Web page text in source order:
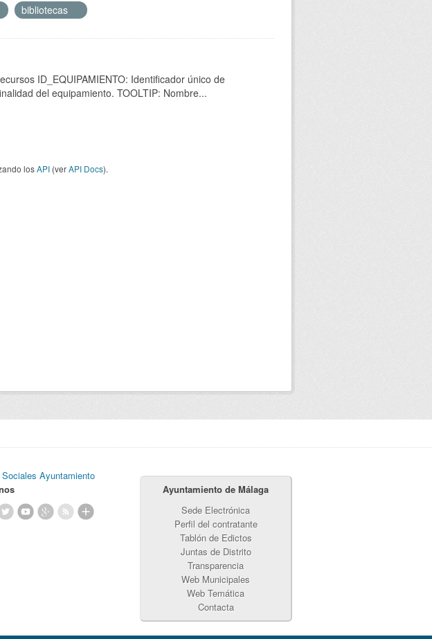
bibliotecas
ID_EQUIPAMIENTO: Identificador único de
del equipamiento. TOOLTIP: Nombre...
losAPI (verAPI Docs).
Sociales Ayuntamiento
Ayuntamiento de Málaga
Sede Electrónica
Perfil del contratante
Tablón de Edictos
Juntas de Distrito
Transparencia
Web Municipales
Web Temática
Contacta